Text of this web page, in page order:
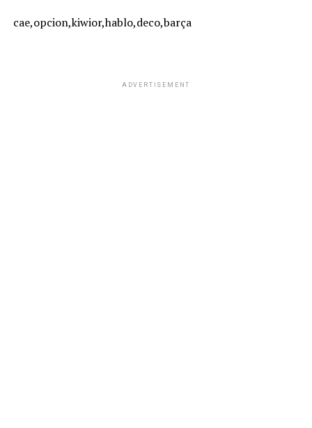
cae,opcion,kiwior,hablo,deco,barça
ADVERTISEMENT